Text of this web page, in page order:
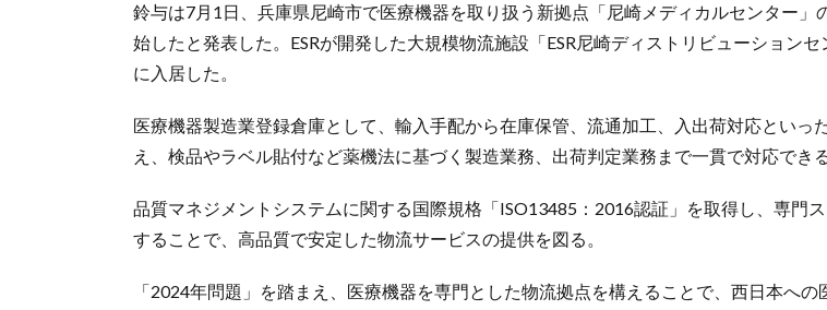
鈴与は7月1日、兵庫県尼崎市で医療機器を取り扱う新拠点「尼崎メディカルセンター」
始したと発表した。ESRが開発した大規模物流施設「ESR尼崎ディストリビューション
に入居した。
医療機器製造業登録倉庫として、輸入手配から在庫保管、流通加工、入出荷対応といっ
え、検品やラベル貼付など薬機法に基づく製造業務、出荷判定業務まで一貫で対応でき
品質マネジメントシステムに関する国際規格「ISO13485：2016認証」を取得し、専門
することで、高品質で安定した物流サービスの提供を図る。
「2024年問題」を踏まえ、医療機器を専門とした物流拠点を構えることで、西日本への